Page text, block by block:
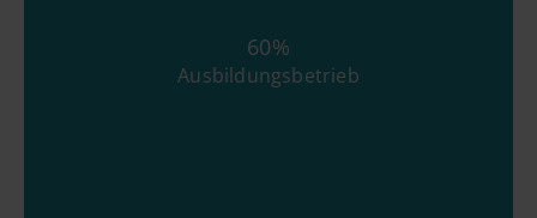
60%
Ausbildungsbetrieb